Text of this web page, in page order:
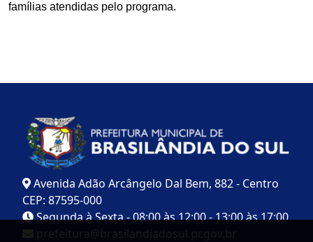
famílias atendidas pelo programa.
Avenida Adão Arcângelo Dal Bem, 882 - Centro
CEP: 87595-000
Segunda à Sexta - 08:00 às 12:00 - 13:00 às 17:00
prefeitura@brasilandiadosul.pr.gov.br